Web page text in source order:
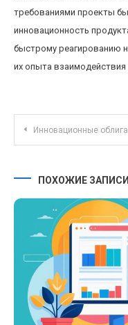
требованиями проекты
инновационность
быстрому реагированию
их опыта
Инновационные облигации: зеленые, социальные и устойчивые долговые инструменты
ПОХОЖИЕ ЗАПИСИ